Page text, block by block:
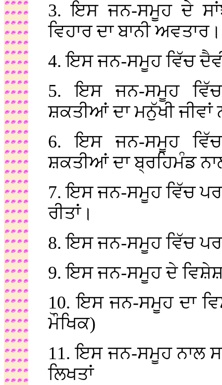
3. ਇਸ ਜਨ-ਸਮੂਹ ਦੇ
ਵਿਹਾਰ ਦਾ ਬਾਨੀ ਅਵਤਾਰ।
4. ਇਸ ਜਨ-ਸਮੂਹ ਵਿੱਚ
5. ਇਸ ਜਨ-ਸਮੂਹ ਵਿੱਚ
ਸ਼ਕਤੀਆਂ ਦਾ ਮਨੁੱਖੀ ਜੀਵਾਂ
6. ਇਸ ਜਨ-ਸਮੂਹ ਵਿੱਚ
ਸ਼ਕਤੀਆਂ ਦਾ ਬ੍ਰਹਿਮੰਡ
7. ਇਸ ਜਨ-ਸਮੂਹ ਵਿੱਚ
ਰੀਤਾਂ।
8. ਇਸ ਜਨ-ਸਮੂਹ ਵਿੱਚ
9. ਇਸ ਜਨ-ਸਮੂਹ ਦੇ
10. ਇਸ ਜਨ-ਸਮੂਹ ਦਾ
ਮੌਖਿਕ)
11. ਇਸ ਜਨ-ਸਮੂਹ ਨਾਲ
ਲਿਖਤਾਂ